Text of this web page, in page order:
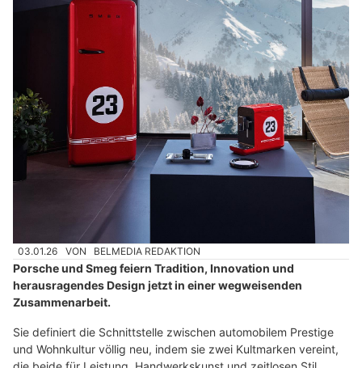
03.01.26 VON BELMEDIA REDAKTION
Porsche und Smeg feiern Tradition, Innovation und
herausragendes Design jetzt in einer wegweisenden
Zusammenarbeit.
Sie definiert die Schnittstelle zwischen automobilem Prestige
und Wohnkultur völlig neu, indem sie zwei Kultmarken vereint,